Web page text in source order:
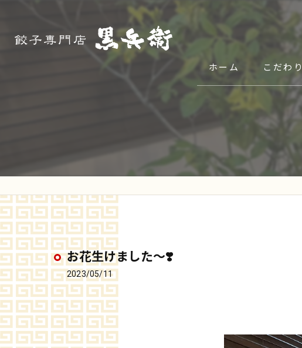
ホーム こだわり
お花生けました〜❣️
2023/05/11